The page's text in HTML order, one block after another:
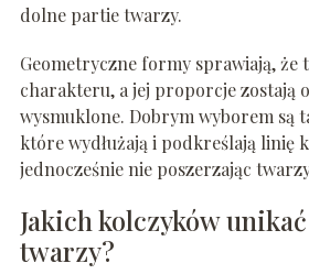
dolne partie twarzy.
Geometryczne formy sprawiają, że
charakteru, a jej proporcje zostają
wysmuklone. Dobrym wyborem są
które wydłużają i podkreślają linię
jednocześnie nie poszerzając
Jakich kolczyków
twarzy?